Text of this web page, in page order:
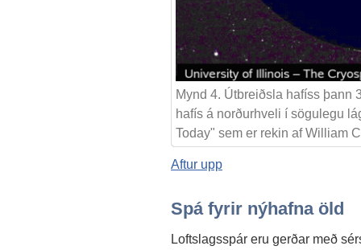
Mynd 4. Útbreiðsla hafíss þann
hafís á norðurhveli í sögulegu
Today" sem er rekin af William
Aftur upp
Spá fyrir nýhafna öld
Loftslagsspár eru gerðar með